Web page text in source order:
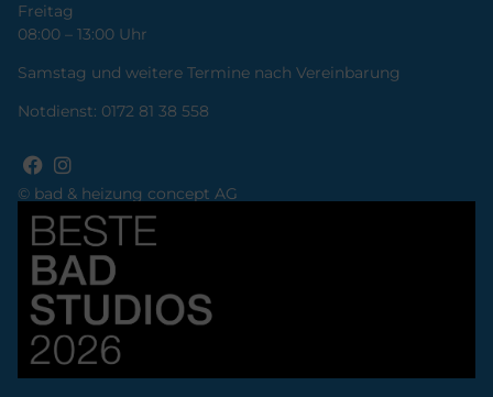
© bad & heizung concept AG
Freitag
08:00 – 13:00 Uhr
Samstag und weitere Termine nach Vereinbarung
Notdienst: 0172 81 38 558